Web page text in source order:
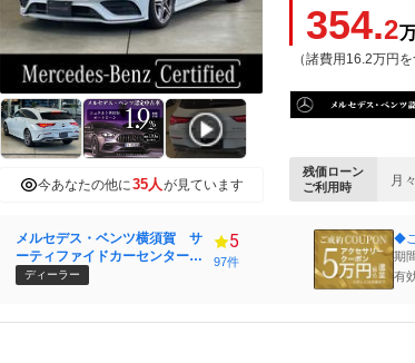
今あなたの他に35人 が見ています
354.2
（諸費用16.2万円を
残価ローン
ご利用時
月々
メルセデス・ベンツ横須賀 サ
ーティファイドカーセンター
（株）シュテルン世田谷
ディーラー
5
97件
◆
期
い
有